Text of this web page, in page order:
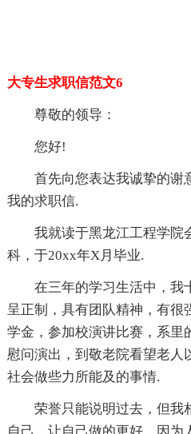
大专生求职信范文6
尊敬的领导：
您好!
首先向您表达我诚挚的谢
我的求职信.
我就读于黑龙江工程学院
科，于20xx年X月毕业.
在三年的学习生活中，我
呈正制，具有团队精神，有很
学金，参加校演讲比赛，系里
慰问演出，到敬老院看望老人
社会做些力所能及的事情.
荣誉只能说明过去，但我